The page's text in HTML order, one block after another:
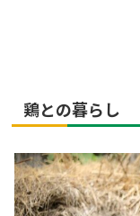
鶏との暮らし